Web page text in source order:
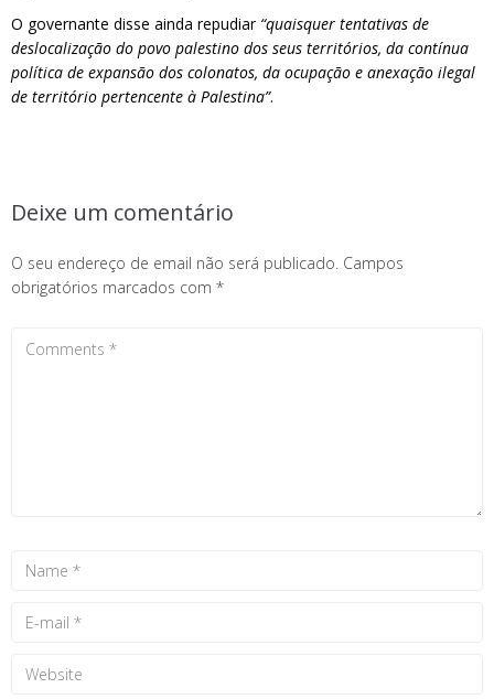
O governante disse ainda repudiar “quaisquer tentativas de
deslocalização do povo palestino dos seus territórios, da contínua
política de expansão dos colonatos, da ocupação e anexação ilegal
de território pertencente à Palestina”.
Deixe um comentário
O seu endereço de email não será publicado. Campos
obrigatórios marcados com *